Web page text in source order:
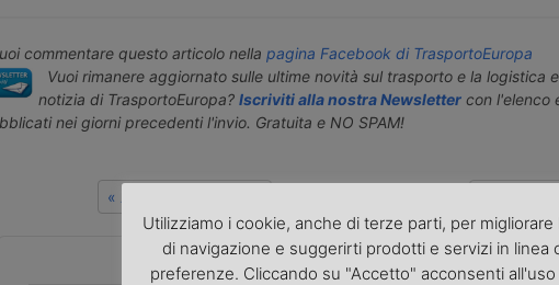
commentare questo articolo nella pagina Facebook di TrasportoEuropa
Vuoi rimanere aggiornato sulle ultime novità sul trasporto e la logistica
notizia di TrasportoEuropa? Iscriviti alla nostra Newslettercon l'elenco
nei giorni precedenti l'invio. Gratuita e NO SPAM!
« Articolo precedente
ARTICOLI CORRELATI
Utilizziamo i cookie, anche di terze parti, per migliorare
di navigazione e suggerirti prodotti e servizi in linea
preferenze. Cliccando su "Accetto" acconsenti